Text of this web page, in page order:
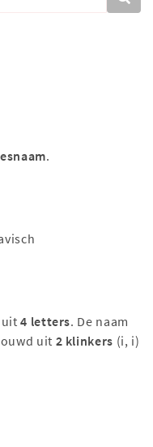
.
uit4 letters. De naam
uit 2 klinkers (i, i)